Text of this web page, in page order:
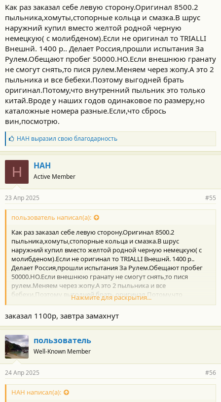
Как раз заказал себе левую сторону.Оригинал 8500.2
пыльника,хомуты,стопорные кольца и смазка.В шрус
наружний купил вместо желтой родной черную
немецкую( с молибденом).Если не оригинал то TRIALLI
Внешнй. 1400 р.. Делает Россия,прошли испытания За
Рулем.Обещают пробег 50000.НО.Если внешнюю гранату
не смогут снять,то пися рулем.Меняем через жопу.А это 2
пыльника и все бебехи.Поэтому выгодней брать
оригинал.Потому,что внутренний пыльник это только
китай.Вроде у наших годов одинаковое по размеру,но
каталожные номера разные.Если,что сбрось
вин,посмотрю.
Б
л
а
г
о
а
н
о
с
и
:
НАН выразил свою благодарность
Н НАН
Active Member
23 Апр 2025 #55
пользователь написал(а):
Как раз заказал себе левую сторону.Оригинал 8500.2
пыльника,хомуты,стопорные кольца и смазка.В шрус
наружний купил вместо желтой родной черную немецкую( с
молибденом).Если не оригинал то TRIALLI Внешнй. 1400 р..
Делает Россия,прошли испытания За Рулем.Обещают пробег
50000.НО.Если внешнюю гранату не смогут снять,то пися
рулем.Меняем через жопу.А это 2 пыльника и все
бебехи.Поэтому выгодней брать оригинал.Потому,что
внутренний пыльник это только китай.Вроде у наших годов
одинаковое по размеру,но каталожные номера
разные.Если,что сбрось вин,посмотрю.
Нажмите для раскрытия...
заказал 1100р, завтра замахнут
пользователь
Well-Known Member
24 Апр 2025 #56
НАН написал(а):